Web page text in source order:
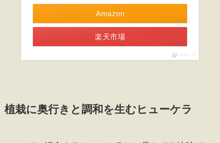
Amazon
楽天市場
ポチップ
植栽に奥行きと調和を生むヒューケラ